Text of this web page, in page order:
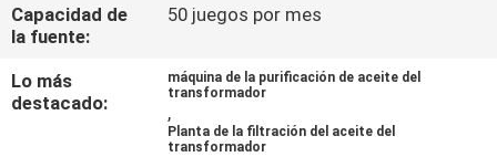
NOTICIAS
PIDA
Capacidad de
la fuente:
50 juegos por mes
Lo más
destacado:
máquina de la purificación de aceite del
transformador
,
Planta de la filtración del aceite del
transformador